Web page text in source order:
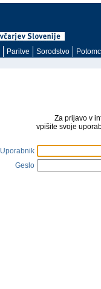
Paritve Sorodstvo
Za prijavo v
vpišite svoje
Uporabnik
Geslo